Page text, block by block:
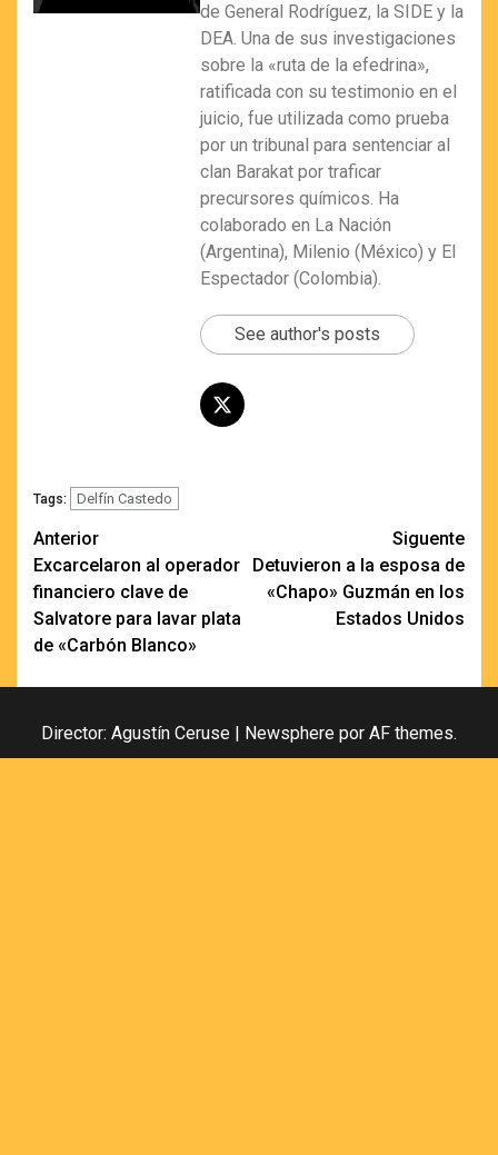
de General Rodríguez, la SIDE y la
DEA. Una de sus investigaciones
sobre la «ruta de la efedrina»,
ratificada con su testimonio en el
juicio, fue utilizada como prueba
por un tribunal para sentenciar al
clan Barakat por traficar
precursores químicos. Ha
colaborado en La Nación
(Argentina), Milenio (México) y El
Espectador (Colombia).
See author's posts
Tags: Delfín Castedo
Navegación
de
entradas
Anterior
Excarcelaron al operador
financiero clave de
Salvatore para lavar plata
de «Carbón Blanco»
Siguente
Detuvieron a la esposa de
«Chapo» Guzmán en los
Estados Unidos
Director: Agustín Ceruse | Newsphere por AF themes.